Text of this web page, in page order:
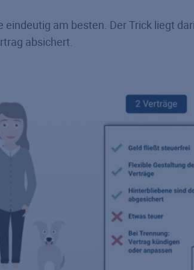
am besten. Der Trick liegt
absichert.